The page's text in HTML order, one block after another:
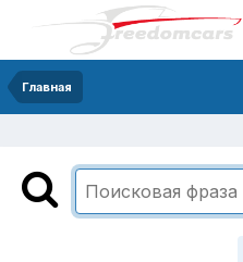
Главная